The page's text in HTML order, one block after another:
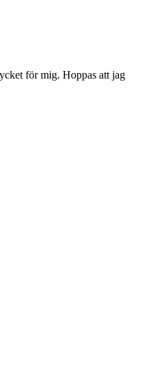
för mig. Hoppas att jag